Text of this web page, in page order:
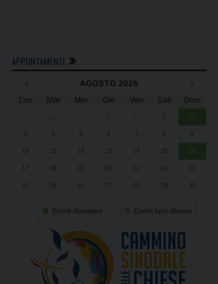
APPUNTAMENTI
‹ AGOSTO 2026
›
Lun
Mar Mer Gio Ven Sab Dom
1 2
3 4 5 6 7 8 9
10 11 12 13 14 15 16
17 18 19 20 21 22 23
24 25 26 27 28 29 30
Eventi diocesani Eventi fuori diocesi